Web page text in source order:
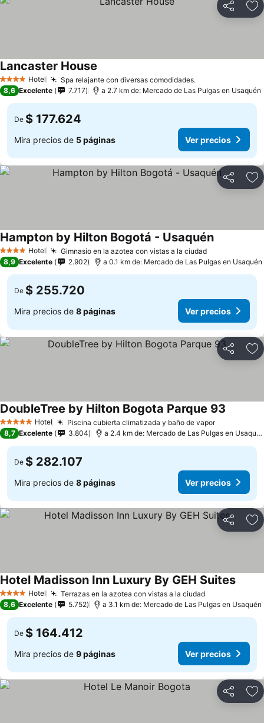
Compartir
4 EstrellasHotel Spa relajante con diversas comodidades.Ver precios
Lancaster House
8,6 Excelente 7.717 a 2.7 km de: Mercado de Las Pulgas en Usaquén
De $ 177.624
Mira precios de 5 páginas Ver precios
Compartir
4 EstrellasHotel Gimnasio en la azotea con vistas a la ciudadVer precios
Hampton by Hilton Bogotá - UsaquénVer precios
8,9 Excelente 2.902 a 0.1 km de: Mercado de Las Pulgas en Usaquén
De $ 255.720
Mira precios de 8 páginas Ver precios
Compartir
5 Estrellas Hotel Piscina cubierta climatizada y baño de vaporVer
DoubleTree by Hilton Bogota Parque 93
8,7 Excelente 3.804 a 2.4 km de: Mercado de Las Pulgas en Usaquén
De $ 282.107
Mira precios de 8 páginas Ver precios
Compartir
4 EstrellasHotel Terrazas en la azotea con vistas a la ciudadVer precios
Hotel Madisson Inn Luxury By GEH SuitesVer
8,6 Excelente 5.752 a 3.1 km de: Mercado de Las Pulgas en Usaquén
De $ 164.412
Mira precios de 9 páginas Ver precios
Compartir